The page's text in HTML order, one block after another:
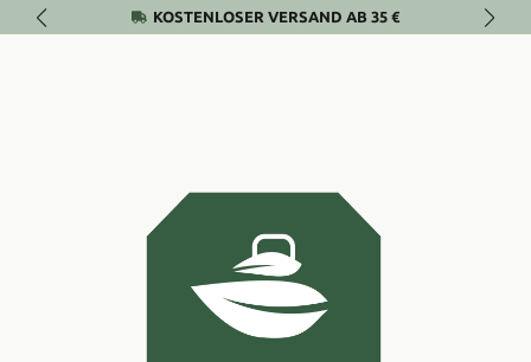
Zum Hauptinhalt springenKOSTENLOSER VERSAND AB 35 €